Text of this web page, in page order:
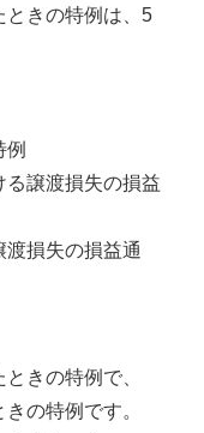
ときの特例は、5
例
る譲渡損失の損益
渡損失の損益通
きの特例で、
の特例です。